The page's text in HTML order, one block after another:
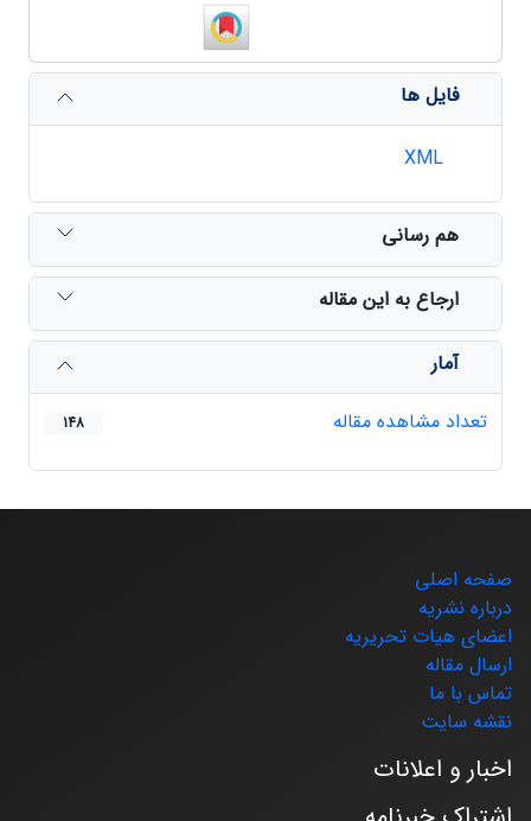
فایل ها
هم رسانی
ارجاع به این مقاله
آمار
تعداد مشاهده مقاله
148
صفحه اصلی
درباره نشریه
اعضای هیات تحریریه
ارسال مقاله
تماس با ما
نقشه سایت
اخبار و اعلانات